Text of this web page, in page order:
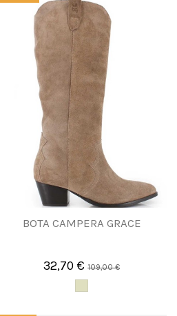
BOTA CAMPERA GRACE
32,70 €109,00 €